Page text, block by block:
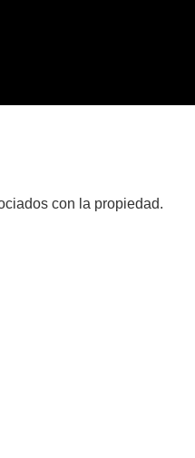
con la propiedad.